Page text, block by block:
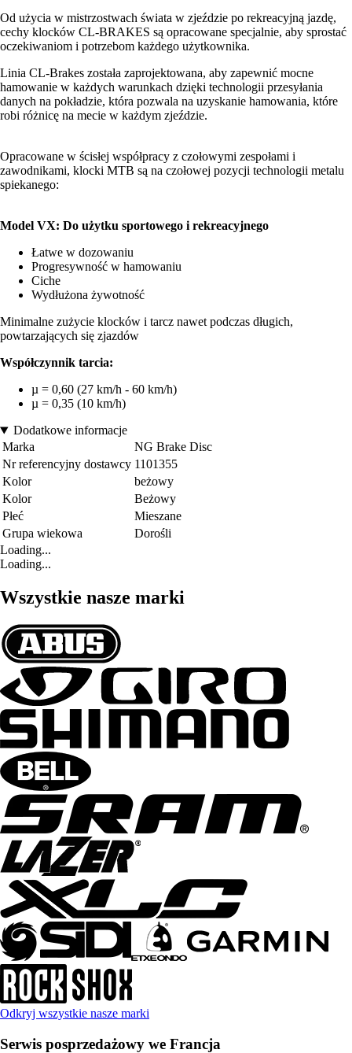
Od użycia w mistrzostwach świata w zjeździe po rekreacyjną jazdę,
cechy klocków CL-BRAKES są opracowane specjalnie, aby sprostać
oczekiwaniom i potrzebom każdego użytkownika.
Linia CL-Brakes została zaprojektowana, aby zapewnić mocne
hamowanie w każdych warunkach dzięki technologii przesyłania
danych na pokładzie, która pozwala na uzyskanie hamowania, które
robi różnicę na mecie w każdym zjeździe.
Opracowane w ścisłej współpracy z czołowymi zespołami i
zawodnikami, klocki MTB są na czołowej pozycji technologii metalu
spiekanego:
Model VX: Do użytku sportowego i rekreacyjnego
Łatwe w dozowaniu
Progresywność w hamowaniu
Ciche
Wydłużona żywotność
Minimalne zużycie klocków i tarcz nawet podczas długich,
powtarzających się zjazdów
Współczynnik tarcia:
µ = 0,60 (27 km/h - 60 km/h)
µ = 0,35 (10 km/h)
Dodatkowe informacje
Marka
NG Brake Disc
Nr referencyjny dostawcy 1101355
Kolor
beżowy
Kolor
Beżowy
Płeć
Mieszane
Grupa wiekowa
Dorośli
Loading...
Loading...
Wszystkie nasze marki
Odkryj wszystkie nasze marki
Serwis posprzedażowy we Francja